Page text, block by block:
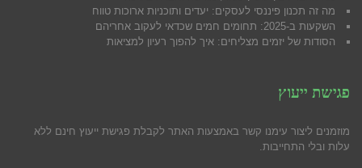
מה זה תכנון פיננסי לעסקים: יעדים ותוכניות ארוכות טווח
השקעות ב-2025: תחומים חמים שכדאי לעקוב אחריהם
הסודות של יזמים מצליחים: איך להפוך רעיון למציאות
פגישת ייעוץ
מוזמנים ליצור עימנו קשר באמצעות האתר לקבלת פגישת ייעוץ חינם ללא
עלות ובלי התחייבות.